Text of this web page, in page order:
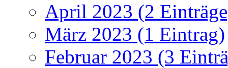
April 2023 (2
März 2023 (1 Eintrag)
Februar 2023 (3